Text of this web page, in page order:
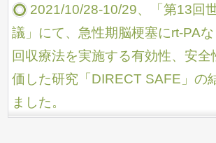
2021/10/28-10/29、「第13回
議」にて、急性期脳梗塞にrt-PA
回収療法を実施する有効性、安全
価した研究「DIRECT SAFE」の
ました。